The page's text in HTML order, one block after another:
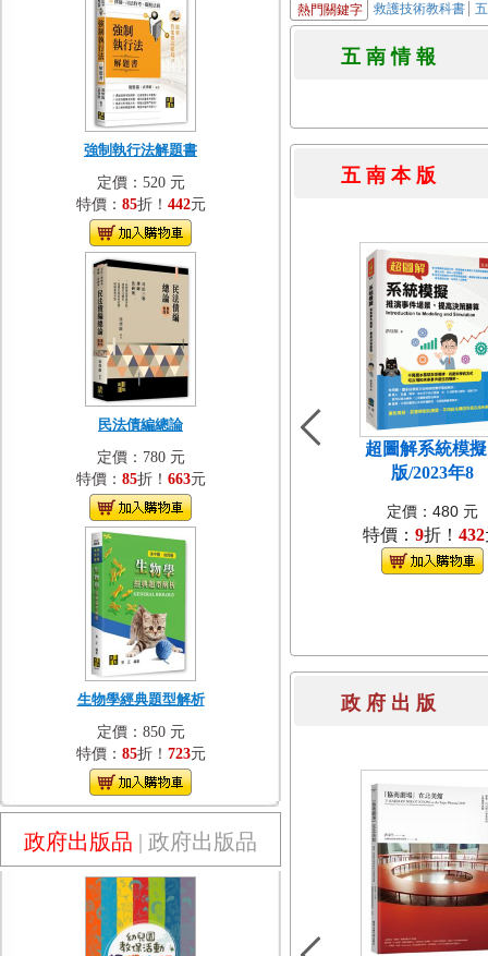
強制執行法解題書
定價：520 元
特價： 85折！ 442元
民法債編總論
定價：780 元
特價： 85折！ 663元
生物學經典題型解析
定價：850 元
特價： 85折！ 723元
政府出版品 | 政府出版品
熱門關鍵字 救護技術教科書
五 南 情
五 南 本
超圖解系統模
版/2023年8
定價：480 元
特價： 9折！ 432
政 府 出